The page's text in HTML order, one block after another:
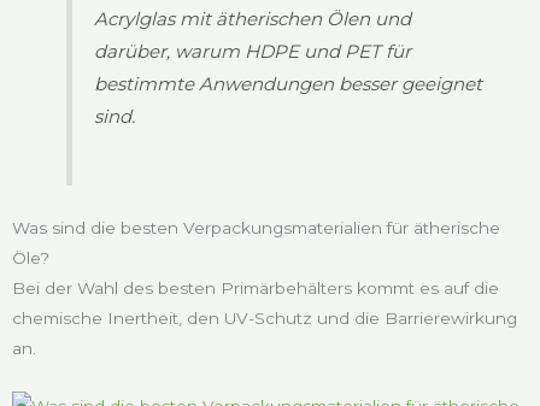
Acrylglas mit ätherischen Ölen und
darüber, warum HDPE und PET für
bestimmte Anwendungen besser geeignet
sind.
Was sind die besten Verpackungsmaterialien für ätherische
Öle?
Bei der Wahl des besten Primärbehälters kommt es auf die
chemische Inertheit, den UV-Schutz und die Barrierewirkung
an.